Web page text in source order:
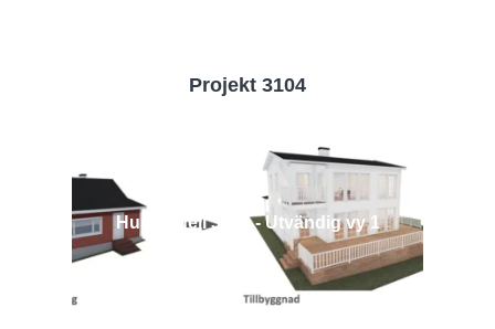
Projekt 3104
Husmodell 3104 - Utvändig vy 1